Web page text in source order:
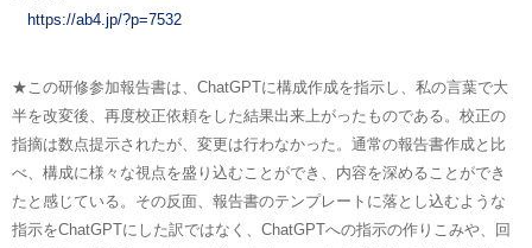
https://ab4.jp/?p=7532
★この研修参加報告書は、ChatGPTに構成作成を指示し、私の言葉で大
半を改変後、再度校正依頼をした結果出来上がったものである。校正の
指摘は数点提示されたが、変更は行わなかった。通常の報告書作成と比
べ、構成に様々な視点を盛り込むことができ、内容を深めることができ
たと感じている。その反面、報告書のテンプレートに落とし込むような
指示をChatGPTにした訳ではなく、ChatGPTへの指示の作りこみや、回